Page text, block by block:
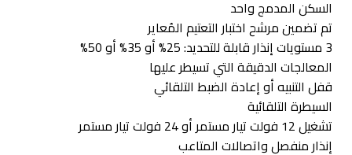
السكن المدمج واحد
تم تضمين مرشح اختبار التعتيم المُعاير
3 مستويات إنذار قابلة للتحديد: 25% أو 35% أو 50%
المعالجات الدقيقة التي تسيطر عليها
قفل التنبيه أو إعادة الضبط التلقائي
السيطرة التلقائية
تشغيل 12 فولت تيار مستمر أو 24 فولت تيار مستمر
إنذار منفصل واتصالات المتاعب